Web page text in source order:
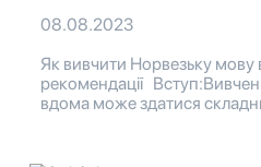
08.08.2023
Як вивчити Норвезьку
рекомендації
вдома може здатися